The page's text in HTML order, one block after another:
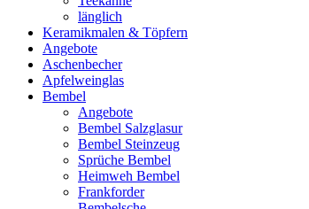
länglich
Keramikmalen & Töpfern
Angebote
Aschenbecher
Apfelweinglas
Bembel
Angebote
Bembel Salzglasur
Bembel Steinzeug
Sprüche Bembel
Heimweh Bembel
Frankforder